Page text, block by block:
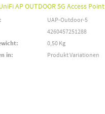
AP OUTDOOR 5G Access Point
UAP-Outdoor-5
4260457251288
0,50 Kg
in:
Produkt Variationen